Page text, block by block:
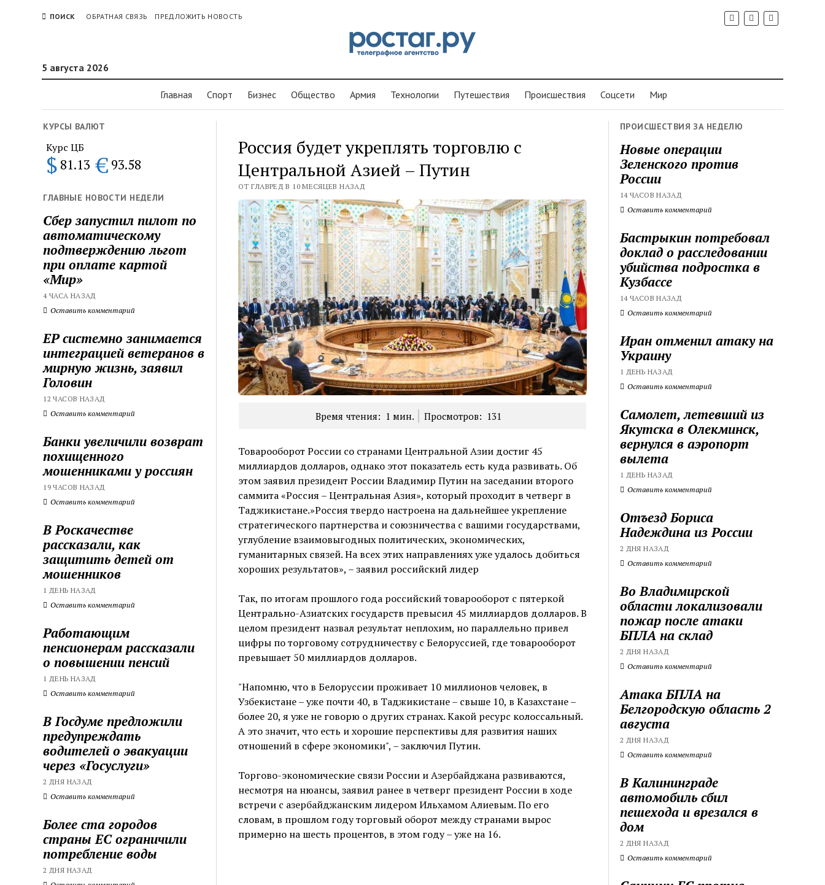
ПОИСК ОБРАТНАЯ СВЯЗЬ ПРЕДЛОЖИТЬ НОВОСТЬ
5 августа 2026
Главная Спорт Бизнес Общество Армия Технологии Путешествия Проиcшествия Соцсети Мир
КУРСЫ ВАЛЮТ
Курс ЦБ
$ 81.13 € 93.58
ГЛАВНЫЕ НОВОСТИ НЕДЕЛИ
Сбер запустил пилот по
автоматическому
подтверждению льгот
при оплате картой
«Мир»
4 ЧАСА НАЗАД
Оставить комментарий
ЕР системно занимается
интеграцией ветеранов в
мирную жизнь, заявил
Головин
12 ЧАСОВ НАЗАД
Оставить комментарий
Банки увеличили возврат
похищенного
мошенниками у россиян
19 ЧАСОВ НАЗАД
Оставить комментарий
В Роскачестве
рассказали, как
защитить детей от
мошенников
1 ДЕНЬ НАЗАД
Оставить комментарий
Работающим
пенсионерам рассказали
о повышении пенсий
1 ДЕНЬ НАЗАД
Оставить комментарий
В Госдуме предложили
предупреждать
водителей о эвакуации
через «Госуслуги»
2 ДНЯ НАЗАД
Оставить комментарий
Более ста городов
страны ЕС ограничили
потребление воды
2 ДНЯ НАЗАД
Россия будет укреплять торговлю с
Центральной Азией – Путин
ОТ ГЛАВРЕД В 10 МЕСЯЦЕВ НАЗАД
Время чтения: 1 мин. Просмотров: 131
Товарооборот России со странами Центральной Азии достиг 45
миллиардов долларов, однако этот показатель есть куда развивать. Об
этом заявил президент России Владимир Путин на заседании второго
саммита «Россия – Центральная Азия», который проходит в четверг в
Таджикистане.»Россия твердо настроена на дальнейшее укрепление
стратегического партнерства и союзничества с вашими государствами,
углубление взаимовыгодных политических, экономических,
гуманитарных связей. На всех этих направлениях уже удалось добиться
хороших результатов», – заявил российский лидер
Так, по итогам прошлого года российский товарооборот с пятеркой
Центрально-Азиатских государств превысил 45 миллиардов долларов. В
целом президент назвал результат неплохим, но параллельно привел
цифры по торговому сотрудничеству с Белоруссией, где товарооборот
превышает 50 миллиардов долларов.
"Напомню, что в Белоруссии проживает 10 миллионов человек, в
Узбекистане – уже почти 40, в Таджикистане – свыше 10, в Казахстане –
более 20, я уже не говорю о других странах. Какой ресурс колоссальный.
А это значит, что есть и хорошие перспективы для развития наших
отношений в сфере экономики", – заключил Путин.
Торгово-экономические связи России и Азербайджана развиваются,
несмотря на нюансы, заявил ранее в четверг президент России в ходе
встречи с азербайджанским лидером Ильхамом Алиевым. По его
словам, в прошлом году торговый оборот между странами вырос
примерно на шесть процентов, в этом году – уже на 16.
ПРОИСШЕСТВИЯ ЗА НЕДЕЛЮ
Новые операции
Зеленского против
России
14 ЧАСОВ НАЗАД
Оставить комментарий
Бастрыкин потребовал
доклад о расследовании
убийства подростка в
Кузбассе
14 ЧАСОВ НАЗАД
Оставить комментарий
Иран отменил атаку на
Украину
1 ДЕНЬ НАЗАД
Оставить комментарий
Самолет, летевший из
Якутска в Олекминск,
вернулся в аэропорт
вылета
1 ДЕНЬ НАЗАД
Оставить комментарий
Отъезд Бориса
Надеждина из России
2 ДНЯ НАЗАД
Оставить комментарий
Во Владимирской
области локализовали
пожар после атаки
БПЛА на склад
2 ДНЯ НАЗАД
Оставить комментарий
Атака БПЛА на
Белгородскую область 2
августа
2 ДНЯ НАЗАД
Оставить комментарий
В Калининграде
автомобиль сбил
пешехода и врезался в
дом
2 ДНЯ НАЗАД
Оставить комментарий